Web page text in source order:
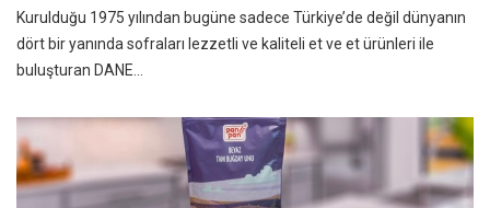
Kurulduğu 1975 yılından bugüne sadece Türkiye’de değil dünyanın
dört bir yanında sofraları lezzetli ve kaliteli et ve et ürünleri ile
buluşturan DANE...